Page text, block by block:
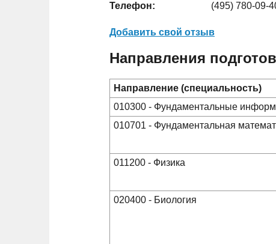
Телефон:
(495) 780-09-
Добавить свой отзыв
Направления
Направление (специальность)
010300 - Фундаментальные
010701 - Фундаментальная
011200 - Физика
020400 - Биология